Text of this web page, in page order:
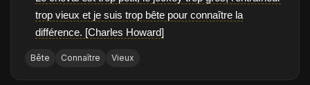
trop vieux et je suis trop bête pour connaître la
différence. [Charles Howard]
Bête Connaître Vieux